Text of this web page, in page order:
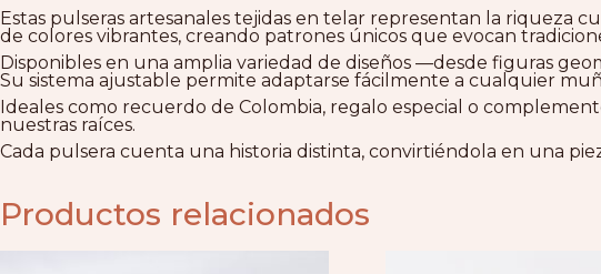
Estas pulseras artesanales tejidas en telar representan la riqueza
de colores vibrantes, creando patrones únicos que evocan
Disponibles en una amplia variedad de diseños —desde figuras
Su sistema ajustable permite adaptarse fácilmente a cualquier
Ideales como recuerdo de Colombia, regalo especial o
nuestras raíces.
Cada pulsera cuenta una historia distinta, convirtiéndola en una
Productos relacionados